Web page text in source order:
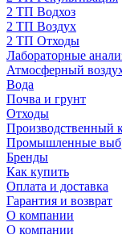
2 ТП Водхоз
2 ТП Воздух
2 ТП Отходы
Лабораторные
Атмосферный
Вода
Почва и грунт
Отходы
Производственный
Промышленные
Бренды
Как купить
Оплата и доставка
Гарантия и возврат
О компании
О компании